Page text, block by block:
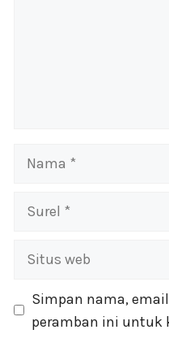
Nama
Surel
Situs
Simpan nama,
peramban ini untuk